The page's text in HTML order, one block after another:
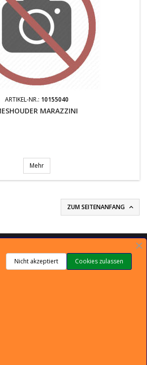
ARTIKEL-NR.: 10155040
MARAZZINI
Mehr
ZUM SEITENANFANG 


Cookies zulassen
Nicht akzeptiert